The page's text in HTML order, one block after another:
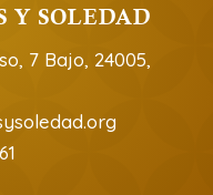
Y SOLEDAD
7 Bajo, 24005,